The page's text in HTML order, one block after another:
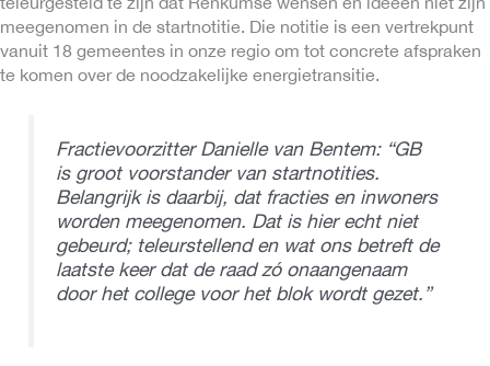
meegenomen in de startnotitie. Die notitie is een vertrekpunt
vanuit 18 gemeentes in onze regio om tot concrete afspraken
te komen over de noodzakelijke energietransitie.
Fractievoorzitter Danielle van Bentem: “GB
is groot voorstander van startnotities.
Belangrijk is daarbij, dat fracties en inwoners
worden meegenomen. Dat is hier echt niet
gebeurd; teleurstellend en wat ons betreft de
laatste keer dat de raad zó onaangenaam
door het college voor het blok wordt gezet.”